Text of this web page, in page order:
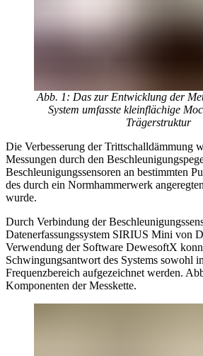
Abb. 1: Das zur Entwicklung der
System umfasste kleinflächige
Trägerstruktur
Die Verbesserung der Trittschalldämmung
Messungen durch den
Beschleunigungssensoren an bestimmten
des durch ein Normhammerwerk
wurde.
Durch Verbindung der
Datenerfassungssystem SIRIUS Mini von
Verwendung der Software DewesoftX
Schwingungsantwort des Systems sowohl
Frequenzbereich aufgezeichnet werden.
Komponenten der Messkette.